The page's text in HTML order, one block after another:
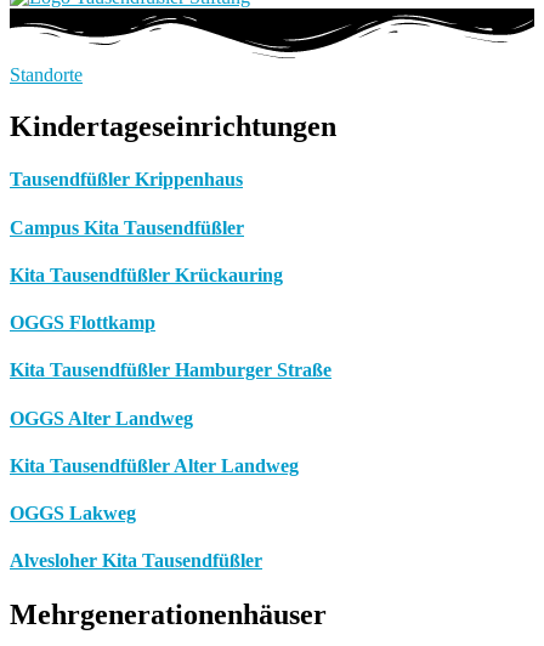
Standorte
Kindertageseinrichtungen
Tausendfüßler Krippenhaus
Campus Kita Tausendfüßler
Kita Tausendfüßler Krückauring
OGGS Flottkamp
Kita Tausendfüßler Hamburger Straße
OGGS Alter Landweg
Kita Tausendfüßler Alter Landweg
OGGS Lakweg
Alvesloher Kita Tausendfüßler
Mehrgenerationenhäuser